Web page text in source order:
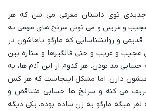
توی داستان معرفی می شن که هر
و غریبن و می تونن سرنخ های مهمی به
و روانشناسایی که مارگو باهاشون در
عجیب و غریب و حتی فالگیرها و ستاره بین
مد بودن. هر کدوم از این آدم ها، یه
دارن، اما مشکل اینجاست که هر کس
می کنه و سرنخ ها حسابی متناقض و
میگه مارگو یه زن ساده بوده، یکی دیگه